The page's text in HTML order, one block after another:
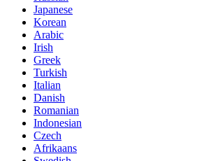
Japanese
Korean
Arabic
Irish
Greek
Turkish
Italian
Danish
Romanian
Indonesian
Czech
Afrikaans